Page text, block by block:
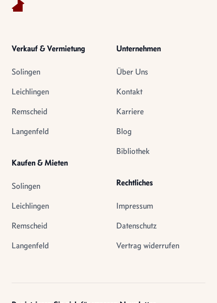
Verkauf & Vermietung
Solingen
Leichlingen
Remscheid
Langenfeld
Kaufen & Mieten
Solingen
Leichlingen
Remscheid
Langenfeld
Unternehmen
Über Uns
Kontakt
Karriere
Blog
Bibliothek
Rechtliches
Impressum
Datenschutz
Vertrag widerrufen